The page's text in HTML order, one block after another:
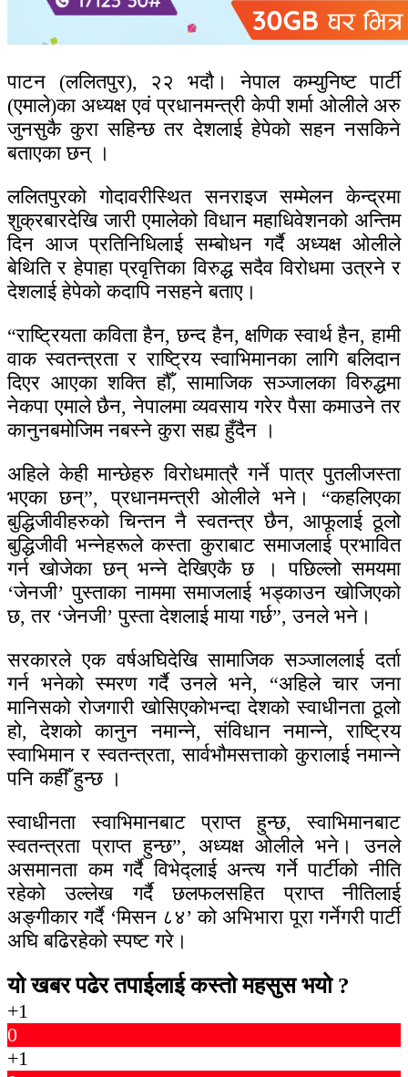
पाटन (ललितपुर), २२ भदौ। नेपाल कम्युनिष्ट पार्टी
(एमाले)का अध्यक्ष एवं प्रधानमन्त्री केपी शर्मा ओलीले अरु
जुनसुकै कुरा सहिन्छ तर देशलाई हेपेको सहन नसकिने
बताएका छन् ।
ललितपुरको गोदावरीस्थित सनराइज सम्मेलन केन्द्रमा
शुक्रबारदेखि जारी एमालेको विधान महाधिवेशनको अन्तिम
दिन आज प्रतिनिधिलाई सम्बोधन गर्दै अध्यक्ष ओलीले
बेथिति र हेपाहा प्रवृत्तिका विरुद्ध सदैव विरोधमा उत्रने र
देशलाई हेपेको कदापि नसहने बताए।
“राष्ट्रियता कविता हैन, छन्द हैन, क्षणिक स्वार्थ हैन, हामी
वाक स्वतन्त्रता र राष्ट्रिय स्वाभिमानका लागि बलिदान
दिएर आएका शक्ति हौँ, सामाजिक सञ्जालका विरुद्धमा
नेकपा एमाले छैन, नेपालमा व्यवसाय गरेर पैसा कमाउने तर
कानुनबमोजिम नबस्ने कुरा सह्य हुँदैन ।
अहिले केही मान्छेहरु विरोधमात्रै गर्ने पात्र पुतलीजस्ता
भएका छन्”, प्रधानमन्त्री ओलीले भने। “कहलिएका
बुद्धिजीवीहरुको चिन्तन नै स्वतन्त्र छैन, आफूलाई ठूलो
बुद्धिजीवी भन्नेहरूले कस्ता कुराबाट समाजलाई प्रभावित
गर्न खोजेका छन् भन्ने देखिएकै छ । पछिल्लो समयमा
‘जेनजी’ पुस्ताका नाममा समाजलाई भड्काउन खोजिएको
छ, तर ‘जेनजी’ पुस्ता देशलाई माया गर्छ”, उनले भने।
सरकारले एक वर्षअघिदेखि सामाजिक सञ्जाललाई दर्ता
गर्न भनेको स्मरण गर्दै उनले भने, “अहिले चार जना
मानिसको रोजगारी खोसिएकोभन्दा देशको स्वाधीनता ठूलो
हो, देशको कानुन नमान्ने, संविधान नमान्ने, राष्ट्रिय
स्वाभिमान र स्वतन्त्रता, सार्वभौमसत्ताको कुरालाई नमान्ने
पनि कहीँ हुन्छ ।
स्वाधीनता स्वाभिमानबाट प्राप्त हुन्छ, स्वाभिमानबाट
स्वतन्त्रता प्राप्त हुन्छ”, अध्यक्ष ओलीले भने। उनले
असमानता कम गर्दै विभेद्लाई अन्त्य गर्ने पार्टीको नीति
रहेको उल्लेख गर्दै छलफलसहित प्राप्त नीतिलाई
अङ्गीकार गर्दै ‘मिसन ८४’ को अभिभारा पूरा गर्नेगरी पार्टी
अघि बढिरहेको स्पष्ट गरे।
यो खबर पढेर तपाईलाई कस्तो महसुस भयो ?
+1
0
+1